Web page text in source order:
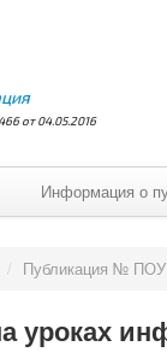
от 04.05.2016
Информация о
/ Публикация № ПОУ
уроках